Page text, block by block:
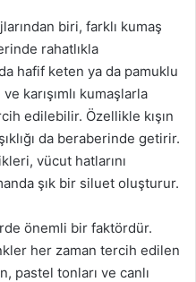
biri, farklı kumaş
rahatlıkla
hafif keten ya da pamuklu
karışımlı kumaşlarla
edilebilir. Özellikle kışın
da beraberinde getirir.
vücut hatlarını
şık bir siluet oluşturur.
önemli bir faktördür.
her zaman tercih edilen
pastel tonları ve canlı